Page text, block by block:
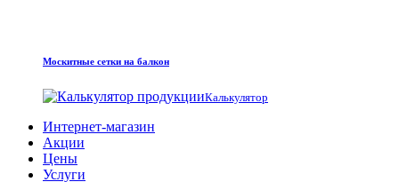
Москитные сетки на балкон
Калькулятор
Интернет-магазин
Акции
Цены
Услуги